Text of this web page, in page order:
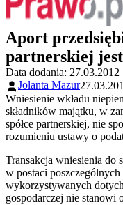
Aport
partnerskiej
Data dodania: 27.03.2012
Jolanta Mazur
Wniesienie wkładu
składników majątku, w
spółce partnerskiej, nie
rozumieniu ustawy o
Transakcja wniesienia do
w postaci
wykorzystywanych
gospodarczej nie stanowi